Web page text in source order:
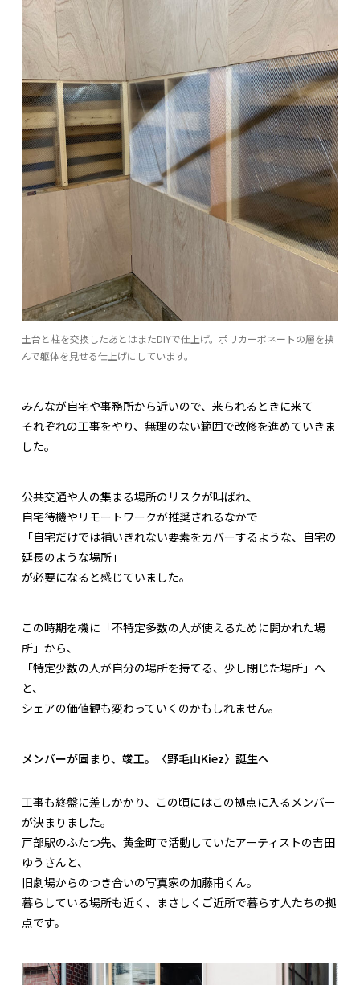
土台と柱を交換したあとはまたDIYで仕上げ。ポリカーボネートの層を挟
んで躯体を見せる仕上げにしています。
みんなが自宅や事務所から近いので、来られるときに来て
それぞれの工事をやり、無理のない範囲で改修を進めていきま
した。
公共交通や人の集まる場所のリスクが叫ばれ、
自宅待機やリモートワークが推奨されるなかで
「自宅だけでは補いきれない要素をカバーするような、自宅の
延長のような場所」
が必要になると感じていました。
この時期を機に「不特定多数の人が使えるために開かれた場
所」から、
「特定少数の人が自分の場所を持てる、少し閉じた場所」へ
と、
シェアの価値観も変わっていくのかもしれません。
メンバーが固まり、竣工。〈野毛山Kiez〉誕生へ
工事も終盤に差しかかり、この頃にはこの拠点に入るメンバー
が決まりました。
戸部駅のふたつ先、黄金町で活動していたアーティストの吉田
ゆうさんと、
旧劇場からのつき合いの写真家の加藤甫くん。
暮らしている場所も近く、まさしくご近所で暮らす人たちの拠
点です。